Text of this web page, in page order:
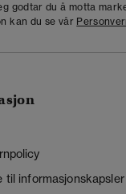
godtar du å motta
kan du se vår
til informasjonskapsler